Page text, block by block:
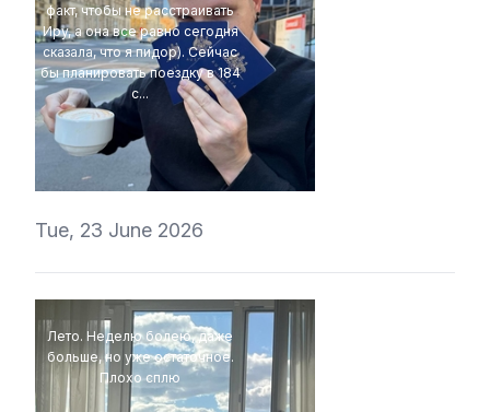
факт, чтобы не расстраивать
Иру, а она все равно сегодня
сказала, что я пидор). Сейчас
бы планировать поездку в 184
с...
4Eki
Tue, 23 June 2026
Лето. Неделю болею, даже
больше, но уже остаточное.
Плохо сплю